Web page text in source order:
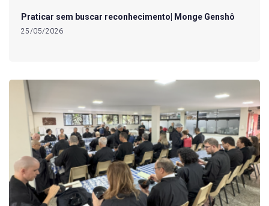
Praticar sem buscar reconhecimento| Monge Genshô
25/05/2026